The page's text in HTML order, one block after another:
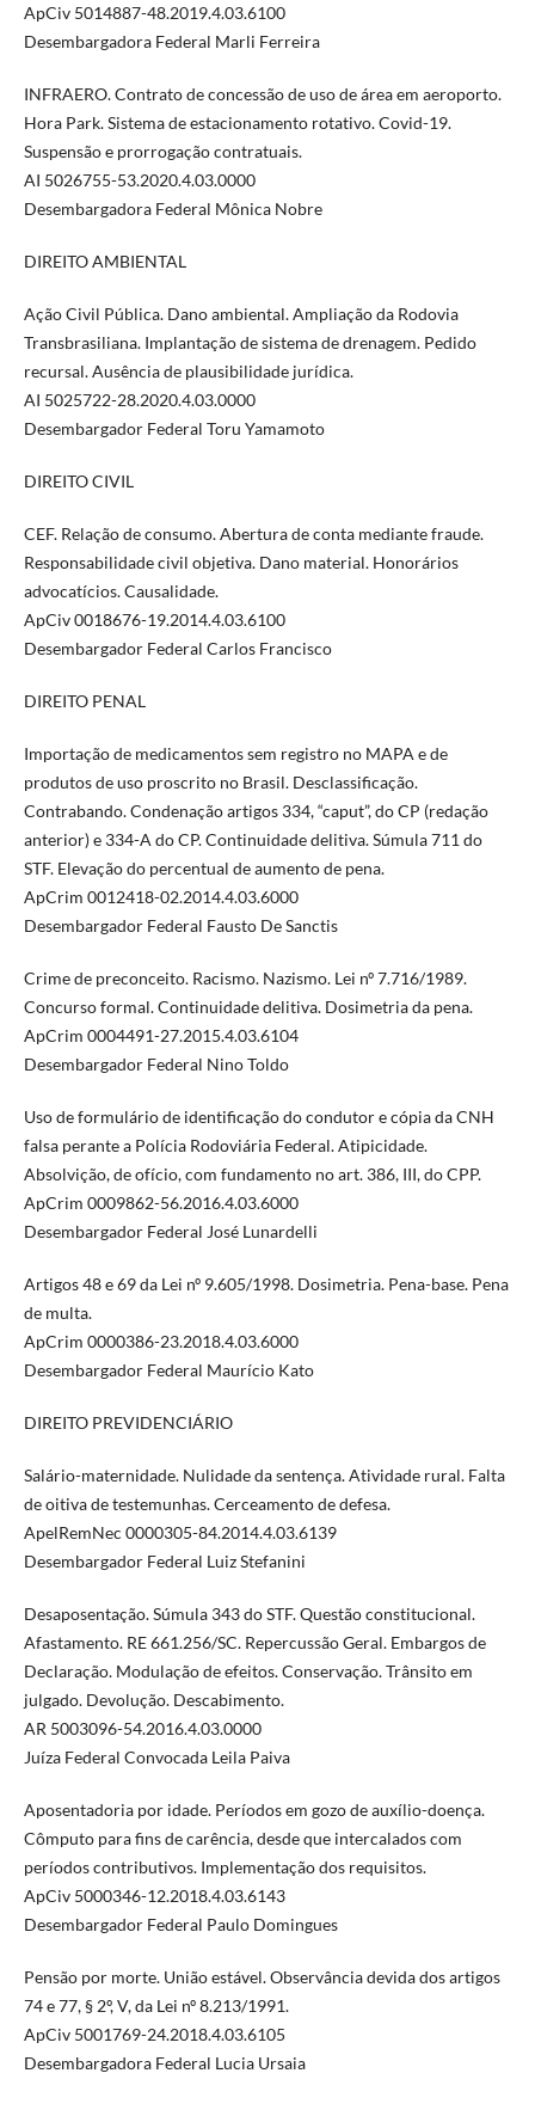
ApCiv 5014887-48.2019.4.03.6100
Desembargadora Federal Marli Ferreira
INFRAERO. Contrato de concessão de uso de área em aeroporto.
Hora Park. Sistema de estacionamento rotativo. Covid-19.
Suspensão e prorrogação contratuais.
AI 5026755-53.2020.4.03.0000
Desembargadora Federal Mônica Nobre
DIREITO AMBIENTAL
Ação Civil Pública. Dano ambiental. Ampliação da Rodovia
Transbrasiliana. Implantação de sistema de drenagem. Pedido
recursal. Ausência de plausibilidade jurídica.
AI 5025722-28.2020.4.03.0000
Desembargador Federal Toru Yamamoto
DIREITO CIVIL
CEF. Relação de consumo. Abertura de conta mediante fraude.
Responsabilidade civil objetiva. Dano material. Honorários
advocatícios. Causalidade.
ApCiv 0018676-19.2014.4.03.6100
Desembargador Federal Carlos Francisco
DIREITO PENAL
Importação de medicamentos sem registro no MAPA e de
produtos de uso proscrito no Brasil. Desclassificação.
Contrabando. Condenação artigos 334, “caput”, do CP (redação
anterior) e 334-A do CP. Continuidade delitiva. Súmula 711 do
STF. Elevação do percentual de aumento de pena.
ApCrim 0012418-02.2014.4.03.6000
Desembargador Federal Fausto De Sanctis
Crime de preconceito. Racismo. Nazismo. Lei nº 7.716/1989.
Concurso formal. Continuidade delitiva. Dosimetria da pena.
ApCrim 0004491-27.2015.4.03.6104
Desembargador Federal Nino Toldo
Uso de formulário de identificação do condutor e cópia da CNH
falsa perante a Polícia Rodoviária Federal. Atipicidade.
Absolvição, de ofício, com fundamento no art. 386, III, do CPP.
ApCrim 0009862-56.2016.4.03.6000
Desembargador Federal José Lunardelli
Artigos 48 e 69 da Lei nº 9.605/1998. Dosimetria. Pena-base. Pena
de multa.
ApCrim 0000386-23.2018.4.03.6000
Desembargador Federal Maurício Kato
DIREITO PREVIDENCIÁRIO
Salário-maternidade. Nulidade da sentença. Atividade rural. Falta
de oitiva de testemunhas. Cerceamento de defesa.
ApelRemNec 0000305-84.2014.4.03.6139
Desembargador Federal Luiz Stefanini
Desaposentação. Súmula 343 do STF. Questão constitucional.
Afastamento. RE 661.256/SC. Repercussão Geral. Embargos de
Declaração. Modulação de efeitos. Conservação. Trânsito em
julgado. Devolução. Descabimento.
AR 5003096-54.2016.4.03.0000
Juíza Federal Convocada Leila Paiva
Aposentadoria por idade. Períodos em gozo de auxílio-doença.
Cômputo para fins de carência, desde que intercalados com
períodos contributivos. Implementação dos requisitos.
ApCiv 5000346-12.2018.4.03.6143
Desembargador Federal Paulo Domingues
Pensão por morte. União estável. Observância devida dos artigos
74 e 77, § 2º, V, da Lei nº 8.213/1991.
ApCiv 5001769-24.2018.4.03.6105
Desembargadora Federal Lucia Ursaia